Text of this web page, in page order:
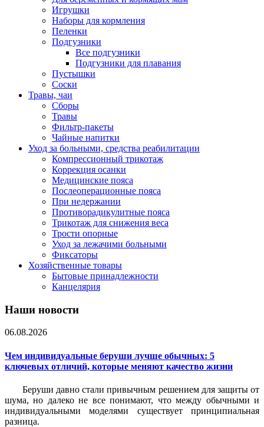
Игрушки
Наборы для кормления
Пеленки
Подгузники
Все подгузники
Подгузники для плавания
Пустышки
Соски
Травы, чаи
Сборы
Травы
Фильтр-пакеты
Чайные напитки
Уход за больными, средства реабилитации
Компрессионный трикотаж
Коррекция осанки
Медицинские пояса
Послеоперационные пояса
При недержании
Противорадикулитные пояса
Трикотаж для снижения веса
Трости опорные
Уход за лежачими больными
Фиксаторы
Хозяйственные товары
Бытовые принадлежности
Канцелярия
Наши новости
06.08.2026
Чем индивидуальные беруши лучше обычных: 5
ключевых отличий, которые меняют качество жизни
Беруши давно стали привычным решением для защиты от
шума, но далеко не все понимают, что между обычными и
индивидуальными моделями существует принципиальная
разница.